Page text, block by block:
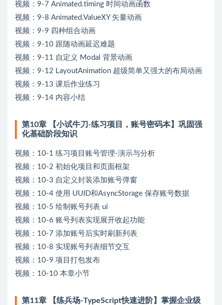
视频：9-7 Animated.timing 时间动画函数
视频：9-8 Animated.ValueXY 矢量动画
视频：9-9 四种组合动画
视频：9-10 跟随动画延迟难题
视频：9-11 自定义 Modal 背景动画
视频：9-12 LayoutAnimation 超级简单又强大的布局动画
视频：9-13 课后作业练习
视频：9-14 内容小结
第10章 【小试牛刀-练习项目，账号密码本】巩固强
化基础阶段知识
视频：10-1 练习项目账号管理-演示与分析
视频：10-2 初始化项目和页面框架
视频：10-3 自定义封装添加账号弹窗
视频：10-4 使用 UUID和AsyncStorage 保存账号数据
视频：10-5 绘制账号列表 ui
视频：10-6 账号列表实现展开收起功能
视频：10-7 添加账号后实时刷新列表
视频：10-8 实现账号列表细节交互
视频：10-9 项目打包发布
视频：10-10 本章小节
第11章 【练兵场-TypeScript快速进阶】掌握企业级